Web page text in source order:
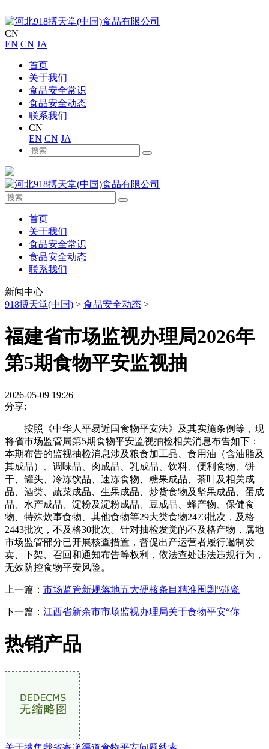
CN
EN CN JA
首页
关于我们
食品安全常识
食品安全动态
联系我们
CN
EN CN JA
首页
关于我们
食品安全常识
食品安全动态
联系我们
新闻中心
918搏天堂(中国) > 食品安全动态 >
福建省市场监视办理局2026年
第5期食物平安监视抽
2026-05-09 19:26
分享:
按照《中华人平易近国食物平安法》及其实施条例等，现
将省市场监管局第5期食物平安监视抽检相关消息布告如下：
本期布告的监视抽检消息涉及粮食加工品、食用油（含油脂及
其成品）、调味品、肉成品、乳成品、饮料、便利食物、饼
干、罐头、冷冻饮品、速冻食物、糖果成品、茶叶及相关成
品、酒类、蔬菜成品、生果成品、炒货食物及坚果成品、蛋成
品、水产成品、淀粉及淀粉成品、豆成品、蜂产物、保健食
物、特殊炊事食物、其他食物等29大类食物2473批次，及格
2443批次，不及格30批次。针对抽检发觉的不及格产物，属地
市场监管部分已开展核查措置，督促出产运营者履行遏制发
卖、下架、召回和通知布告等权利，依法查处违法违规行为，
无效防控食物平安风险。
上一篇： 市场监管新规落地五大硬核条目精准围剿“碰瓷
下一篇： 江西省新余市市场监视办理局关于食物平安“你
热销产品